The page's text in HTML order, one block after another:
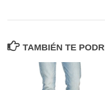
TAMBIÉN TE